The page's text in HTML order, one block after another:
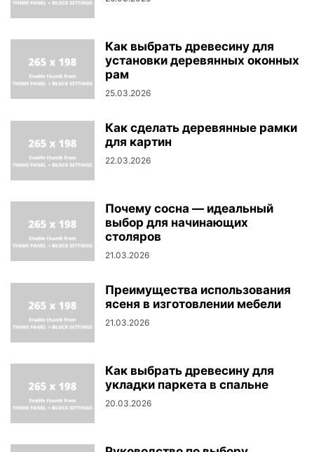
Как выбрать древесину для
установки деревянных оконных
рам
25.03.2026
Как сделать деревянные рамки
для картин
22.03.2026
Почему сосна — идеальный
выбор для начинающих
столяров
21.03.2026
Преимущества использования
ясеня в изготовлении мебели
21.03.2026
Как выбрать древесину для
укладки паркета в спальне
20.03.2026